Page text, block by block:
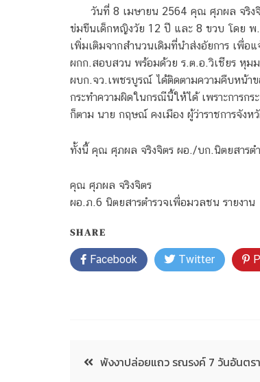
วันที่ 8 เมษายน 2564 คุณ ศุภผล จริง
ข่มขืนเด็กหญิงวัย 12 ปี และ 8 ขวบ โดย พ.
เพิ่มเติมจากสำนวนเดิมที่นำส่งอัยการ เพื่อ
ผกก.สอบสวน พร้อมด้วย ร.ต.อ.วิเชียร หุม
ผบก.จว.เพชรบูรณ์ ได้ติดตามความคืบหน้า
กระทำความผิดในกรณีนี้ให้ได้ เพราะการก
ก็ตาม นาย กฤษณ์ คงเมือง ผู้ว่าราชการจัง
ทั้งนี้ คุณ ศุภผล จริงจิตร ผอ./บก.นิตยสารต
คุณ ศุภผล จริงจิตร
ผอ.ภ.6 นิตยสารตำรวจเพื่อมวลชน รายงาน
SHARE
Facebook Twitter
พังงาปล่อยแถว รณรงค์ 7 วันอันตร